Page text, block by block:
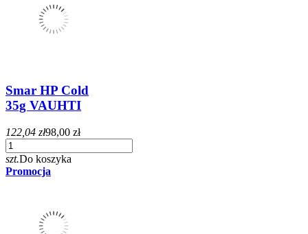
Smar HP Cold
35g VAUHTI
122,04 zł98,00 zł
szt.Do koszyka
Promocja